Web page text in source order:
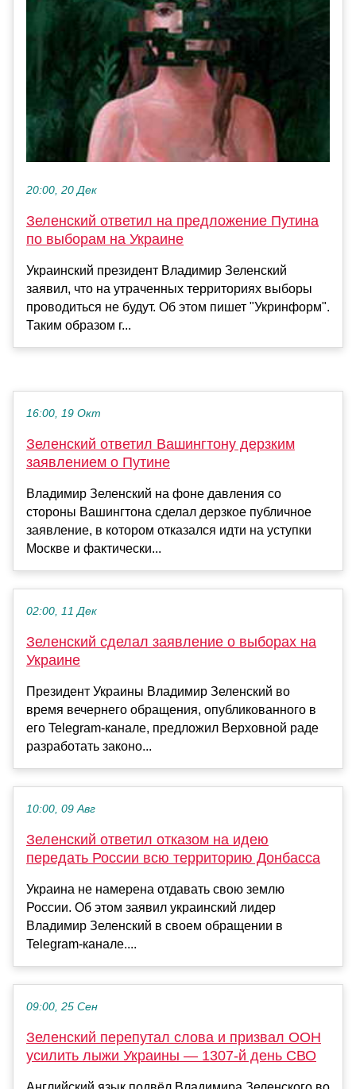
20:00, 20 Дек
Зеленский ответил на предложение Путина
по выборам на Украине
Украинский президент Владимир Зеленский
заявил, что на утраченных территориях выборы
проводиться не будут. Об этом пишет "Укринформ".
Таким образом г...
16:00, 19 Окт
Зеленский ответил Вашингтону дерзким
заявлением о Путине
Владимир Зеленский на фоне давления со
стороны Вашингтона сделал дерзкое публичное
заявление, в котором отказался идти на уступки
Москве и фактически...
02:00, 11 Дек
Зеленский сделал заявление о выборах на
Украине
Президент Украины Владимир Зеленский во
время вечернего обращения, опубликованного в
его Telegram-канале, предложил Верховной раде
разработать законо...
10:00, 09 Авг
Зеленский ответил отказом на идею
передать России всю территорию Донбасса
Украина не намерена отдавать свою землю
России. Об этом заявил украинский лидер
Владимир Зеленский в своем обращении в
Telegram-канале....
09:00, 25 Сен
Зеленский перепутал слова и призвал ООН
усилить лыжи Украины — 1307-й день СВО